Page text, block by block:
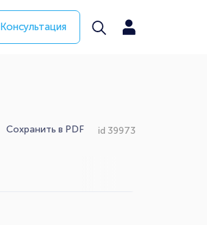
Консультация
Сохранить в PDF id 39973